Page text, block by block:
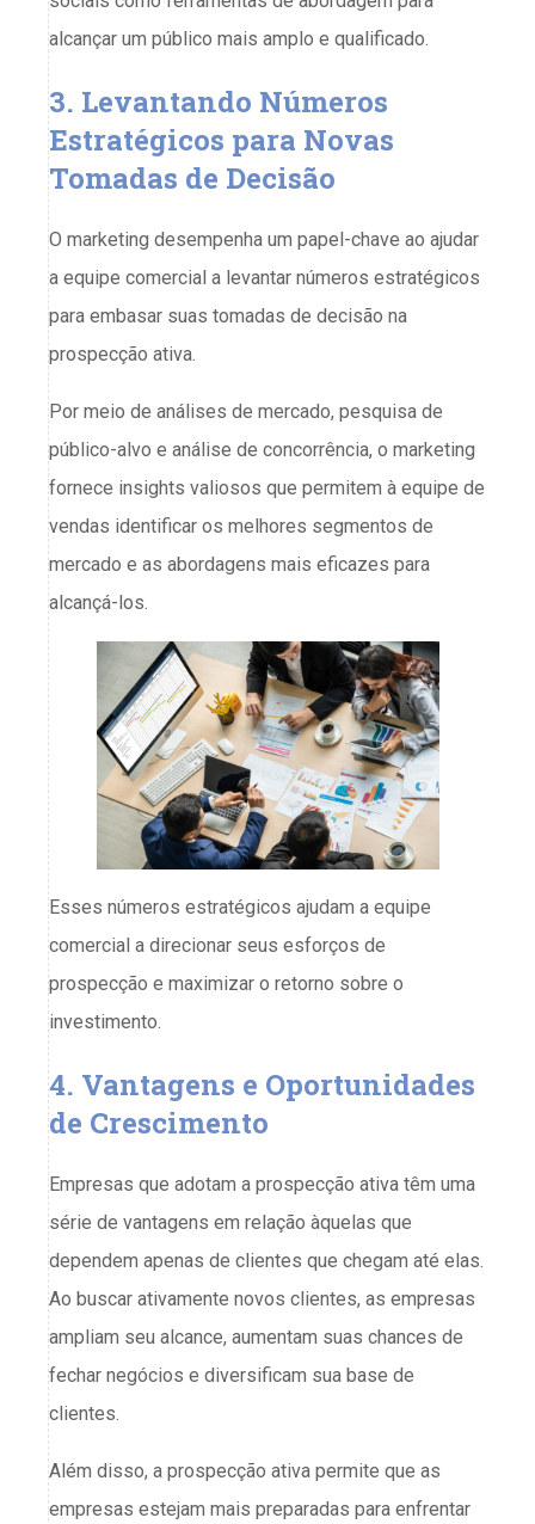
alcançar um público mais amplo e qualificado.
3. Levantando Números
Estratégicos para Novas
Tomadas de Decisão
O marketing desempenha um papel-chave ao ajudar
a equipe comercial a levantar números estratégicos
para embasar suas tomadas de decisão na
prospecção ativa.
Por meio de análises de mercado, pesquisa de
público-alvo e análise de concorrência, o marketing
fornece insights valiosos que permitem à equipe de
vendas identificar os melhores segmentos de
mercado e as abordagens mais eficazes para
alcançá-los.
Esses números estratégicos ajudam a equipe
comercial a direcionar seus esforços de
prospecção e maximizar o retorno sobre o
investimento.
4. Vantagens e Oportunidades
de Crescimento
Empresas que adotam a prospecção ativa têm uma
série de vantagens em relação àquelas que
dependem apenas de clientes que chegam até elas.
Ao buscar ativamente novos clientes, as empresas
ampliam seu alcance, aumentam suas chances de
fechar negócios e diversificam sua base de
clientes.
Além disso, a prospecção ativa permite que as
empresas estejam mais preparadas para enfrentar